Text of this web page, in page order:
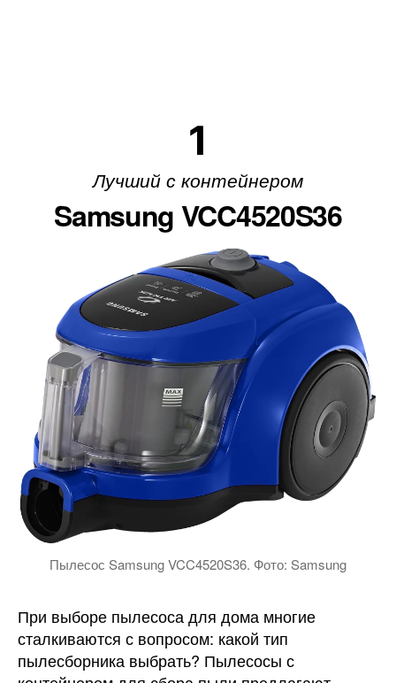
1
Лучший с контейнером
Samsung VCC4520S36
Пылесос Samsung VCC4520S36. Фото: Samsung
При выборе пылесоса для дома многие
сталкиваются с вопросом: какой тип
пылесборника выбрать? Пылесосы с